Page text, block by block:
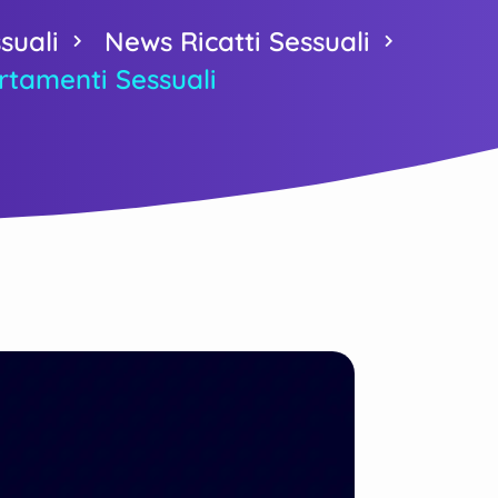
News Ricatti Sessuali
Sessuali